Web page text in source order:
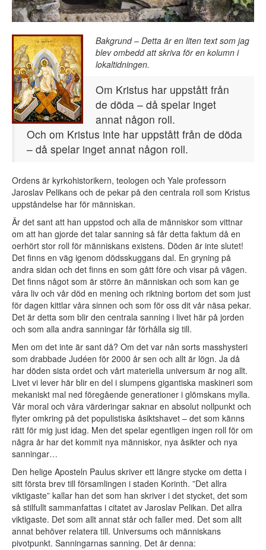
Bakgrund – Detta är en liten text som jag
blev ombedd att skriva för en kolumn i
lokaltidningen.
Om Kristus har uppstått från
de döda – då spelar inget
annat någon roll.
Och om Kristus inte har uppstått från de döda
– då spelar inget annat någon roll.
Ordens är kyrkohistorikern, teologen och Yale professorn
Jaroslav Pelikans och de pekar på den centrala roll som Kristus
uppståndelse har för människan.
Är det sant att han uppstod och alla de människor som vittnar
om att han gjorde det talar sanning så får detta faktum då en
oerhört stor roll för människans existens. Döden är inte slutet!
Det finns en väg igenom dödsskuggans dal. En gryning på
andra sidan och det finns en som gått före och visar på vägen.
Det finns något som är större än människan och som kan ge
våra liv och vår död en mening och riktning bortom det som just
för dagen kittlar våra sinnen och som för oss dit vår näsa pekar.
Det är detta som blir den centrala sanning i livet här på jorden
och som alla andra sanningar får förhålla sig till.
Men om det inte är sant då? Om det var nån sorts masshysteri
som drabbade Judéen för 2000 år sen och allt är lögn. Ja då
har döden sista ordet och vårt materiella universum är nog allt.
Livet vi lever här blir en del i slumpens gigantiska maskineri som
mekaniskt mal ned föregående generationer i glömskans mylla.
Vår moral och våra värderingar saknar en absolut nollpunkt och
flyter omkring på det populistiska åsiktshavet – det som känns
rätt för mig just idag. Men det spelar egentligen ingen roll för om
några år har det kommit nya människor, nya åsikter och nya
sanningar…
Den helige Aposteln Paulus skriver ett längre stycke om detta i
sitt första brev till församlingen i staden Korinth. ”Det allra
viktigaste” kallar han det som han skriver i det stycket, det som
så stilfullt sammanfattas i citatet av Jaroslav Pelikan. Det allra
viktigaste. Det som allt annat står och faller med. Det som allt
annat behöver relatera till. Universums och människans
pivotpunkt. Sanningarnas sanning. Det är denna: